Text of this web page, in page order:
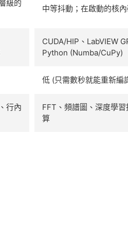
級的
中等抖動；在啟動的核
CUDA/HIP、LabVIEW
Python (Numba/CuPy)
低 (只需數秒就能重新編
行內
FFT、頻譜圖、深度學
算